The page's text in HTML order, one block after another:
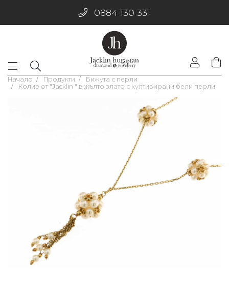
0884 130 331
Начало Продукти
Бижута с перли
Колие от "Jacklin " в жълто злато с култивирани бели перли